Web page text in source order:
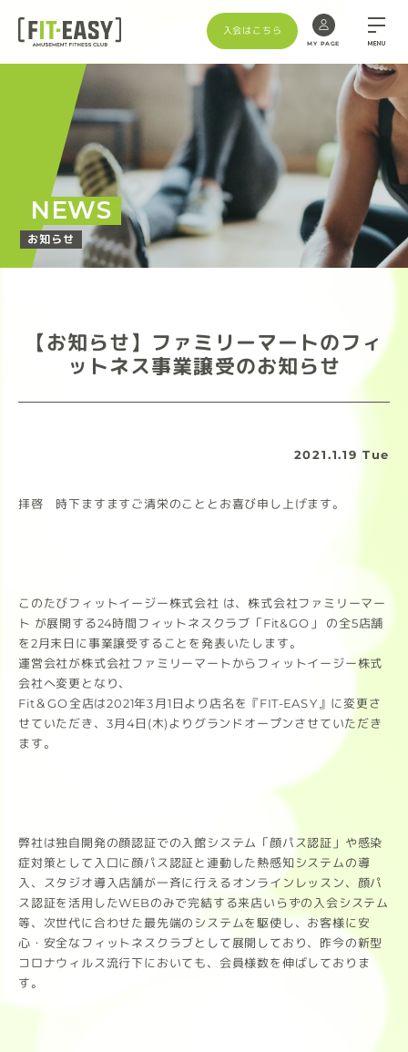
入会はこちら
MY PAGE MENU
NEWS
お知らせ
【お知らせ】ファミリーマートのフィ
ットネス事業譲受のお知らせ
2021.1.19 Tue
拝啓 時下ますますご清栄のこととお喜び申し上げます。
このたびフィットイージー株式会社 は、株式会社ファミリーマー
ト が展開する24時間フィットネスクラブ「Fit&GO」 の全5店舗
を2月末日に事業譲受することを発表いたします。
運営会社が株式会社ファミリーマートからフィットイージー株式
会社へ変更となり、
Fit＆GO全店は2021年3月1日より店名を『FIT-EASY』に変更さ
せていただき、3月4日(木)よりグランドオープンさせていただき
ます。
弊社は独自開発の顔認証での入館システム「顔パス認証」や感染
症対策として入口に顔パス認証と連動した熱感知システムの導
入、スタジオ導入店舗が一斉に行えるオンラインレッスン、顔パ
ス認証を活用したWEBのみで完結する来店いらずの入会システム
等、次世代に合わせた最先端のシステムを駆使し、お客様に安
心・安全なフィットネスクラブとして展開しており、昨今の新型
コロナウィルス流行下においても、会員様数を伸ばしておりま
す。